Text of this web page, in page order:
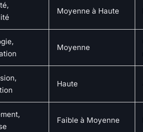
Moyenne à Haute
Moyenne
Haute
Faible à Moyenne